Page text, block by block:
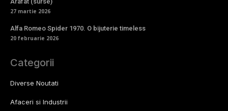
Stiriong.ro un site de știri / blog de noutăți, dedicat diseminării de
teme diverse, de la evenimente curente la subiecte specifice de
interes. Este un spațiu digital pentru informare și educație.